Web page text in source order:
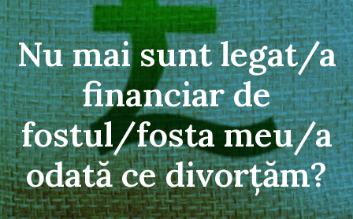
Nu mai sunt legat/a
financiar de
fostul/fosta meu/a
odată ce divorțăm?